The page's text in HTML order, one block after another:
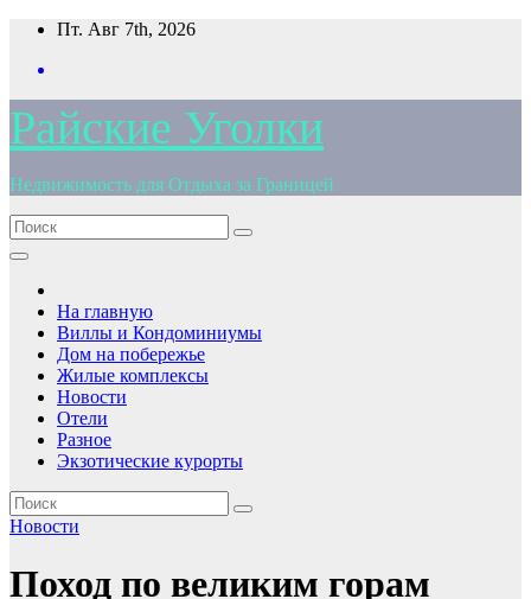
Перейти
содержимому
Пт. Авг 7th, 2026
Райские Уголки
Недвижимость для Отдыха за Границей
На главную
Виллы и Кондоминиумы
Дом на побережье
Жилые комплексы
Новости
Отели
Разное
Экзотические курорты
Новости
Поход по великим горам